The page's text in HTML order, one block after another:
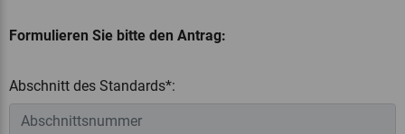
Formulieren Sie bitte den Antrag:
Abschnitt des Standards*: